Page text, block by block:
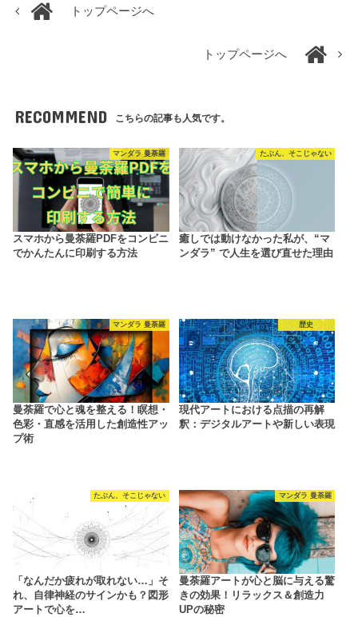
トップページへ
トップページへ
RECOMMEND こちらの記事も人気です。
マンダラ 曼荼羅
スマホから曼荼羅PDFをコンビニ
でかんたんに印刷する方法
たぶん、そこじゃない
癒しでは動けなかった私が、“マ
ンダラ” で人生を選び直せた理由
マンダラ 曼荼羅
曼荼羅で心と魂を整える！瞑想・
色彩・直感を活用した創造性アッ
プ術
歴史
現代アートにおける点描の再解
釈：デジタルアートや新しい表現
たぶん、そこじゃない
「なんだか疲れが取れない…」そ
れ、自律神経のサインかも？図形
アートで心を…
マンダラ 曼荼羅
曼荼羅アートが心と脳に与える驚
きの効果！リラックス＆創造力
UPの秘密